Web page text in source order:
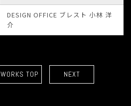
DESIGN OFFICE ブレスト 小林 洋
介
WORKS TOP NEXT